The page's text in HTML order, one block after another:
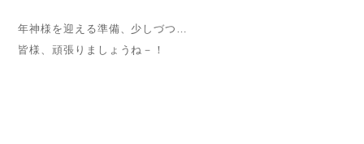
年神様を迎える準備、少しづつ…
皆様、頑張りましょうね－！